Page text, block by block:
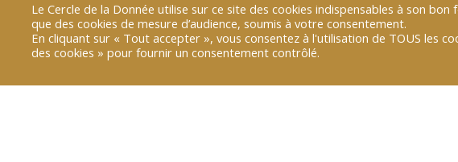
[TRIBUNE B SMART] 6
dans l’IA
Le Cercle de la Donnée utilise sur ce site des cookies indispensables à son
que des cookies de mesure d’audience, soumis à votre consentement.
En cliquant sur « Tout accepter », vous consentez à l'utilisation de TOUS les
des cookies » pour fournir un consentement contrôlé.